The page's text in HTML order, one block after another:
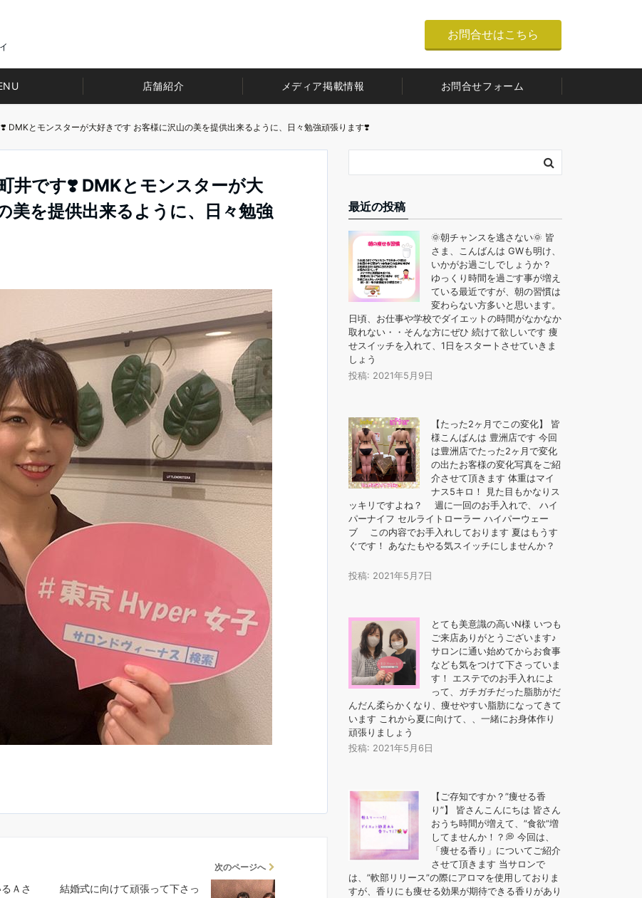
お問合せはこちら
店舗紹介 メディア掲載情報 お問合せフォーム
DMKとモンスターが大好きです お客様に沢山の美を提供出来るように、日々勉強頑張ります❣️
井です️❣️ DMKとモンスターが大
美を提供出来るように、日々勉強
Ａさ
次のページへ
結婚式に向けて頑張って下さっ
最近の投稿
🌞朝チャンスを逃さない🌞 皆
さま、こんばんは GWも明け、
いかがお過ごしでしょうか？
ゆっくり時間を過ごす事が増え
ている最近ですが、朝の習慣は
変わらない方多いと思います。
日頃、お仕事や学校でダイエットの時間がなかなか
取れない・・そんな方にぜひ️ 続けて欲しいです 痩
せスイッチを入れて、1日をスタートさせていきま
しょう
投稿: 2021年5月9日
【たった2ヶ月でこの変化︎】 皆
様こんばんは 豊洲店です 今回
は豊洲店でたった2ヶ月で変化
の出たお客様の変化写真をご紹
介させて頂きます️ 体重はマイ
ナス5キロ！ 見た目もかなりス
ッキリですよね？ 週に一回のお手入れで、 ️ハイ
パーナイフ ️セルライトローラー ️ハイパーウェー
ブ この内容でお手入れしております 夏はもうす
ぐです！ あなたもやる気スイッチにしませんか？
投稿: 2021年5月7日
とても美意識の高いN様️ いつも
ご来店ありがとうございます♪
サロンに通い始めてからお食事
なども気をつけて下さっていま
す！ エステでのお手入れによ
って、ガチガチだった脂肪がだ
んだん柔らかくなり、痩せやすい脂肪になってきて
います これから夏に向けて、、一緒にお身体作り
頑張りましょう
投稿: 2021年5月6日
【ご存知ですか？”痩せる香
り”】 皆さんこんにちは 皆さん
おうち時間が増えて、”食欲”増
してませんか！？💭 今回は、
「痩せる香り」についてご紹介
させて頂きます 当サロンで
は、”軟部リリース”の際にアロマを使用しておりま
すが、香りにも痩せる効果が期待できる香りがあり